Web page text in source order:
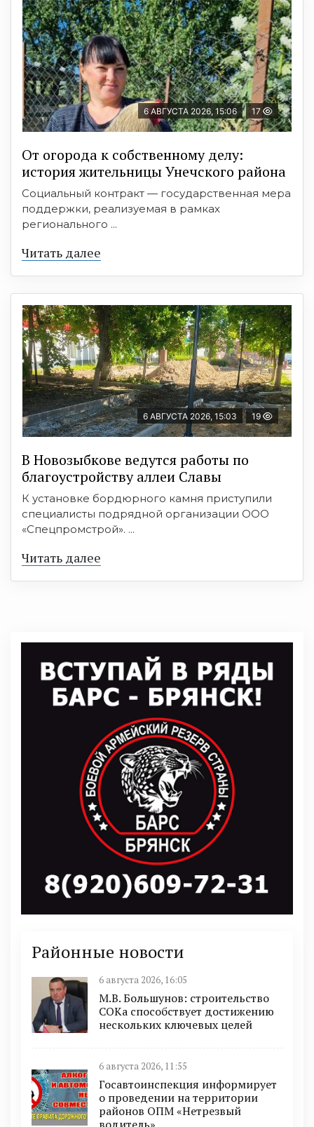
6 АВГУСТА 2026, 15:06 17
От огорода к собственному делу:
история жительницы Унечского района
Социальный контракт — государственная мера
поддержки, реализуемая в рамках
регионального ...
Читать далее
6 АВГУСТА 2026, 15:03 19
В Новозыбкове ведутся работы по
благоустройству аллеи Славы
К установке бордюрного камня приступили
специалисты подрядной организации ООО
«Спецпромстрой». ...
Читать далее
Районные новости
6 августа 2026, 16:05
М.В. Большунов: строительство
СОКа способствует достижению
нескольких ключевых целей
6 августа 2026, 11:55
Госавтоинспекция информирует
о проведении на территории
районов ОПМ «Нетрезвый